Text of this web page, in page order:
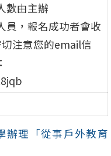
數由主辦
員，報名成功者會收
注意您的email信
辦理「從事戶外教育